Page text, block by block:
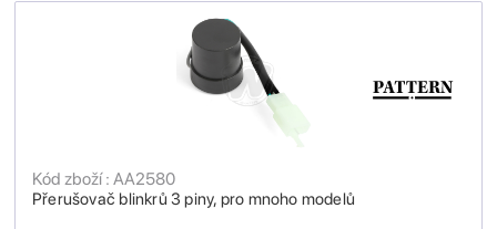
Přerušovač blinkrů 3 piny, pro mnoho modelů
Kód zboží : AA2580